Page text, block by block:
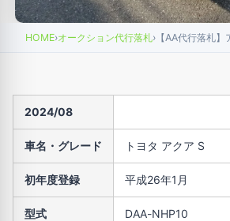
HOME›オークション代行落札› 【AA代行落札
2024/08
車名・グレード トヨタ アクア S
初年度登録 平成26年1月
型式 DAA-NHP10